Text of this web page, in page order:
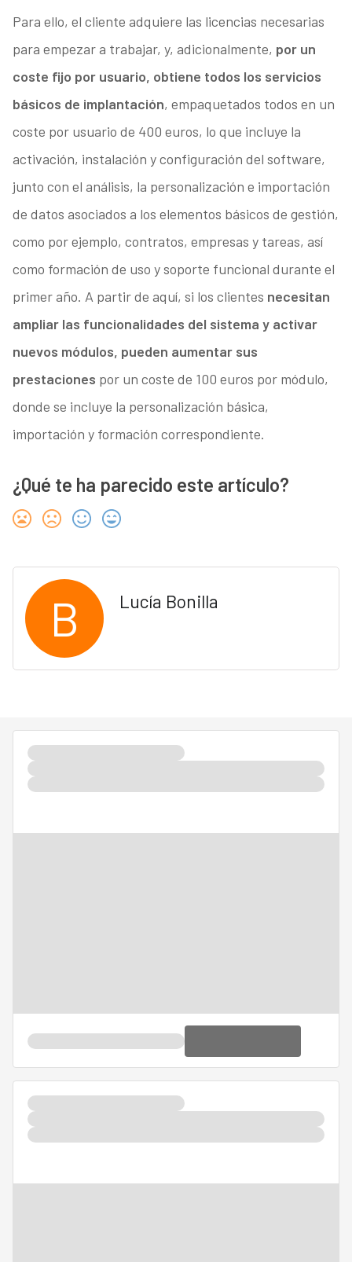
Para ello, el cliente adquiere las licencias necesarias
para empezar a trabajar, y, adicionalmente, por un
coste fijo por usuario, obtiene todos los servicios
básicos de implantación, empaquetados todos en un
coste por usuario de 400 euros, lo que incluye la
activación, instalación y configuración del software,
junto con el análisis, la personalización e importación
de datos asociados a los elementos básicos de gestión,
como por ejemplo, contratos, empresas y tareas, así
como formación de uso y soporte funcional durante el
primer año. A partir de aquí, si los clientes necesitan
ampliar las funcionalidades del sistema y activar
nuevos módulos, pueden aumentar sus
prestaciones por un coste de 100 euros por módulo,
donde se incluye la personalización básica,
importación y formación correspondiente.
¿Qué te ha parecido este artículo?
B Lucía Bonilla